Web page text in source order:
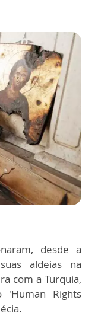
desde a
aldeias na
com a Turquia,
'Human Rights